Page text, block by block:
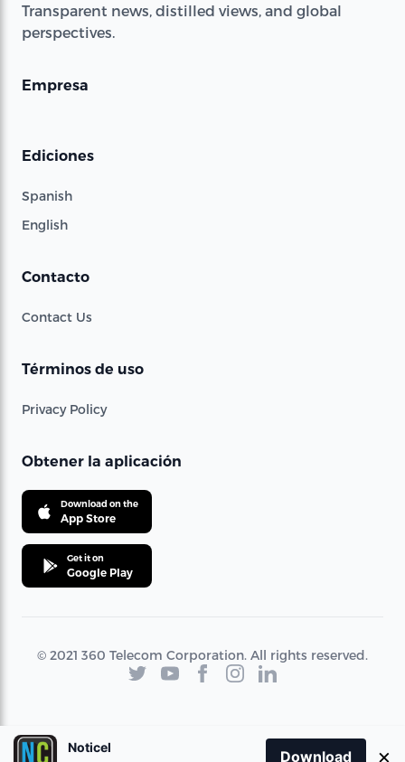
Transparent news, distilled views, and global
perspectives.
Empresa
Ediciones
Spanish
English
Contacto
Contact Us
Términos de uso
Privacy Policy
Obtener la aplicación
Download on the
App Store
Get it on
Google Play
© 2021 360 Telecom Corporation. All rights reserved.
Noticel
Download ×